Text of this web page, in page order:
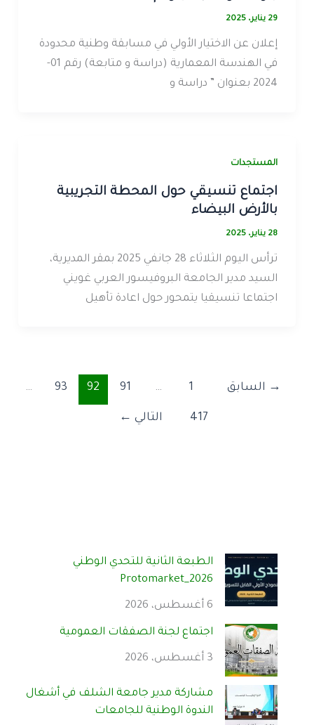
الطبعة الثانية للتحدي الوطني
Protomarket_2026
6 أغسطس، 2026
اجتماع لجنة الصفقات العمومية
3 أغسطس، 2026
مشاركة مدير جامعة الشلف في أشغال
الندوة الوطنية للجامعات
29 يناير، 2025
إعلان عن الاختيار الأولي في مسابقة وطنية محدودة
في الهندسة المعمارية (دراسة و متابعة) رقم 01-
2024 بعنوان ” دراسة و
المستجدات
اجتماع تنسيقي حول المحطة التجريبية
بالأرض البيضاء
28 يناير، 2025
ترأس اليوم الثلاثاء 28 جانفي 2025 بمقر المديرية،
السيد مدير الجامعة البروفيسور العربي غويني
اجتماعا تنسيقيا يتمحور حول اعادة تأهيل
→ السابق 1
…
91
92
93
…
417 التالي ←